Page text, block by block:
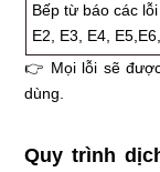
Bếp từ báo các
E2, E3, E4, E5,E6,
👉 Mọi lỗi sẽ
dùng.
Quy trình